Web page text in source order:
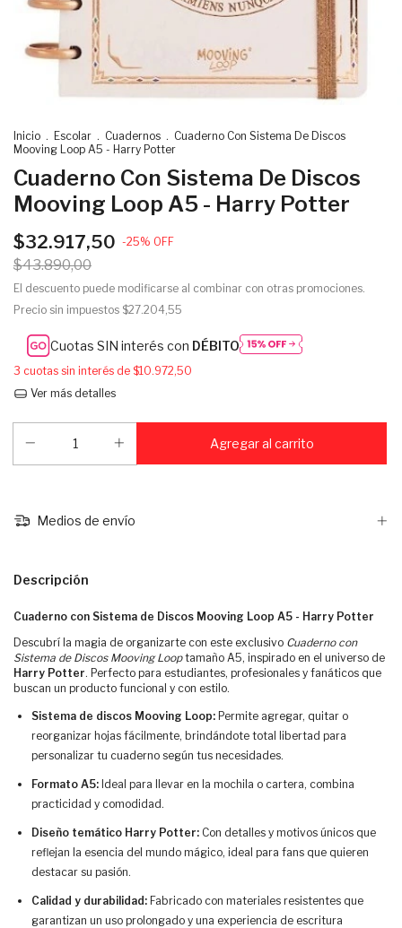
Inicio . Escolar . Cuadernos . Cuaderno Con Sistema De Discos
Mooving Loop A5 - Harry Potter
Cuaderno Con Sistema De Discos
Mooving Loop A5 - Harry Potter
$32.917,50 -25% OFF
$43.890,00
El descuento puede modificarse al combinar con otras promociones.
Precio sin impuestos $27.204,55
Cuotas SIN interés con DÉBITO
3 cuotas sin interés de $10.972,50
Ver más detalles
Medios de envío
Descripción
Cuaderno con Sistema de Discos Mooving Loop A5 - Harry Potter
Descubrí la magia de organizarte con este exclusivo Cuaderno con
Sistema de Discos Mooving Looptamaño A5, inspirado en el universo de
Harry Potter. Perfecto para estudiantes, profesionales y fanáticos que
buscan un producto funcional y con estilo.
Sistema de discos Mooving Loop: Permite agregar, quitar o
reorganizar hojas fácilmente, brindándote total libertad para
personalizar tu cuaderno según tus necesidades.
Formato A5: Ideal para llevar en la mochila o cartera, combina
practicidad y comodidad.
Diseño temático Harry Potter: Con detalles y motivos únicos que
reflejan la esencia del mundo mágico, ideal para fans que quieren
destacar su pasión.
Calidad y durabilidad: Fabricado con materiales resistentes que
garantizan un uso prolongado y una experiencia de escritura